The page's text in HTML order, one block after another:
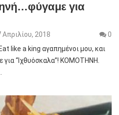
για
Απριλίου, 2018
0
like a king αγαπημένοι μου, και
“Ιχθυόσκαλα”! ΚΟΜΟΤΗΝΗ.